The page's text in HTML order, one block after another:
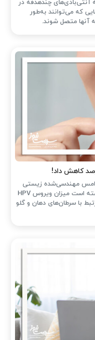
آنتی‌بادی‌های چندهدفه در
که می‌توانند به‌طور
آنها متصل شوند.
مهندسی‌شده زیستی
ساخته‌اند که در آزمایش‌های اولیه توانسته است میزان ویروس HPV
با سرطان‌های دهان و گلو